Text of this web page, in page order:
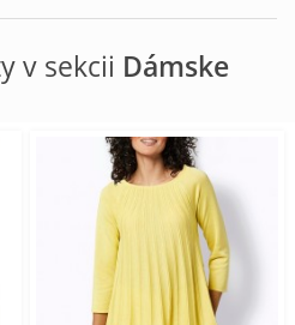
v sekcii Dámske